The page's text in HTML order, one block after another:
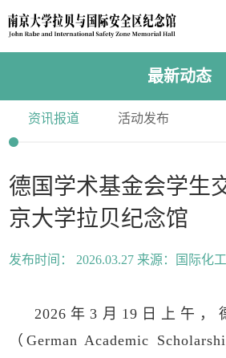
最新动态
资讯报道 活动发布
德国学术基金会学生
京大学拉贝纪念馆
发布时间： 2026.03.27 来源：国际化
2026年3月19日上午，
（German Academic